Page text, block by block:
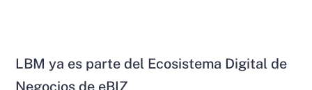
LBM ya es parte del Ecosistema Digital de
Negocios de eBIZ